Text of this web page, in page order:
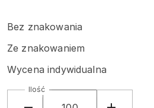
Bez znakowania
Ze znakowaniem
Wycena indywidualna
Ilość